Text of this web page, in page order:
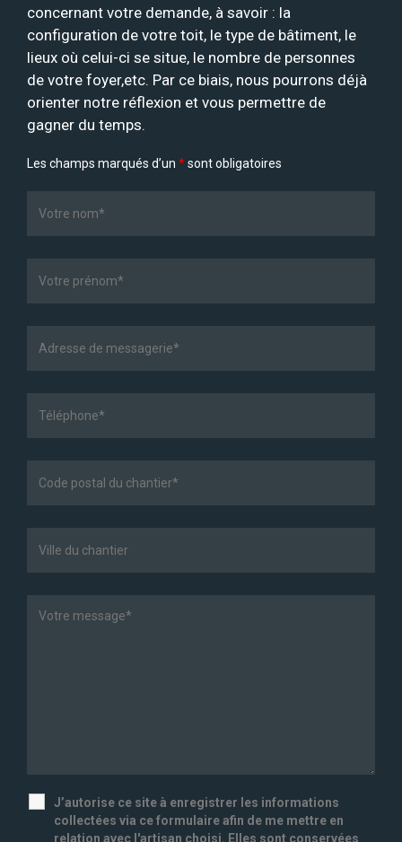
concernant votre demande, à savoir : la
configuration de votre toit, le type de bâtiment, le
lieux où celui-ci se situe, le nombre de personnes
de votre foyer,etc. Par ce biais, nous pourrons déjà
orienter notre réflexion et vous permettre de
gagner du temps.
Les champs marqués d’un *sont obligatoires
J’autorise ce site à enregistrer les informations
collectées via ce formulaire afin de me mettre en
relation avec l'artisan choisi. Elles sont conservées